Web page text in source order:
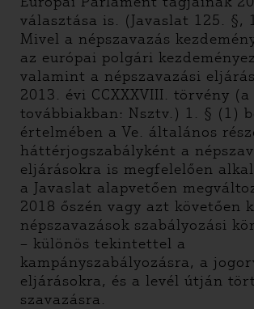
választása is. (Javaslat 125. §,
Mivel a népszavazás
az európai polgári
valamint a népszavazási
2013. évi CCXXXVIII. törvény (a
továbbiakban: Nsztv.) 1. § (1)
értelmében a Ve. általános
háttérjogszabályként a
eljárásokra is megfelelően
a Javaslat alapvetően
2018 őszén vagy azt követően
népszavazások szabályozási
– különös tekintettel a
kampányszabályozásra, a
eljárásokra, és a levél útján
szavazásra.